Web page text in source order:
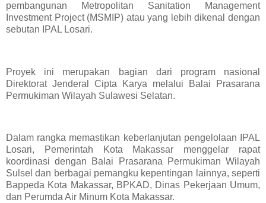
pembangunan Metropolitan Sanitation Management
Investment Project (MSMIP) atau yang lebih dikenal dengan
sebutan IPAL Losari.
Proyek ini merupakan bagian dari program nasional
Direktorat Jenderal Cipta Karya melalui Balai Prasarana
Permukiman Wilayah Sulawesi Selatan.
Dalam rangka memastikan keberlanjutan pengelolaan IPAL
Losari, Pemerintah Kota Makassar menggelar rapat
koordinasi dengan Balai Prasarana Permukiman Wilayah
Sulsel dan berbagai pemangku kepentingan lainnya, seperti
Bappeda Kota Makassar, BPKAD, Dinas Pekerjaan Umum,
dan Perumda Air Minum Kota Makassar.